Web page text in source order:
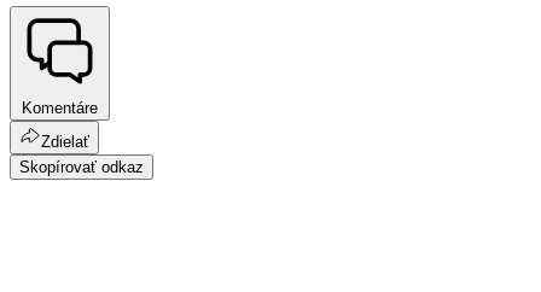
Komentáre
Zdielať
Skopírovať odkaz